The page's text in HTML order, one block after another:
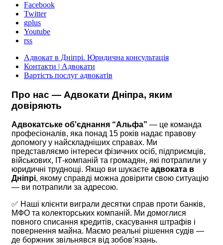
Facebook
Twitter
gplus
Youtube
rss
Адвокат в Дніпрі. Юридична консультація
Контакти | Адвокати
Вартість послуг адвокатів
Про нас — Адвокати Дніпра, яким
довіряють
Адвокатське об'єднання “Альфа” — це команда
професіоналів, яка понад 15 років надає правову
допомогу у найскладніших справах. Ми
представляємо інтереси фізичних осіб, підприємців,
військових, ІТ-компаній та громадян, які потрапили у
юридичні труднощі. Якщо ви шукаєте адвоката в
Дніпрі, якому справді можна довірити свою ситуацію
— ви потрапили за адресою.
✅ Наші клієнти виграли десятки справ проти банків,
МФО та колекторських компаній. Ми домоглися
повного списання кредитів, скасування штрафів і
повернення майна. Маємо реальні рішення судів —
де боржник звільнявся від зобов’язань.